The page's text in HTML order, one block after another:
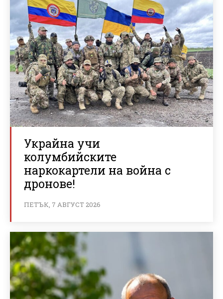
Украйна учи
колумбийските
наркокартели на война с
дронове!
ПЕТЪК, 7 АВГУСТ 2026